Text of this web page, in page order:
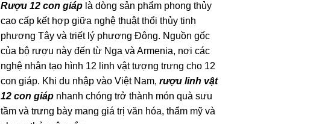
Rượu 12 con giáp là dòng sản phẩm phong thủy
cao cấp kết hợp giữa nghệ thuật thổi thủy tinh
phương Tây và triết lý phương Đông. Nguồn gốc
của bộ rượu này đến từ Nga và Armenia, nơi các
nghệ nhân tạo hình 12 linh vật tượng trưng cho 12
con giáp. Khi du nhập vào Việt Nam,rượu linh vật
12 con giáp nhanh chóng trở thành món quà sưu
tầm và trưng bày mang giá trị văn hóa, thẩm mỹ và